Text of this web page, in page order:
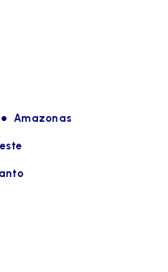
Amazonas